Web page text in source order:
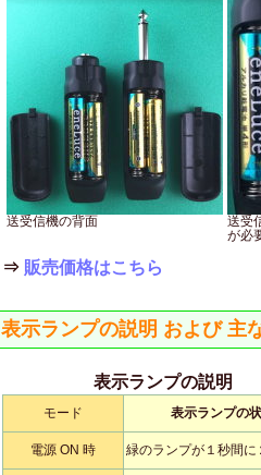
送受信機の背面
送受
が必
⇒ 販売価格はこちら
表示ランプの説明 および 主
表示ランプの説明
モード 表示ランプの
電源 ON 時 緑のランプが１秒間に